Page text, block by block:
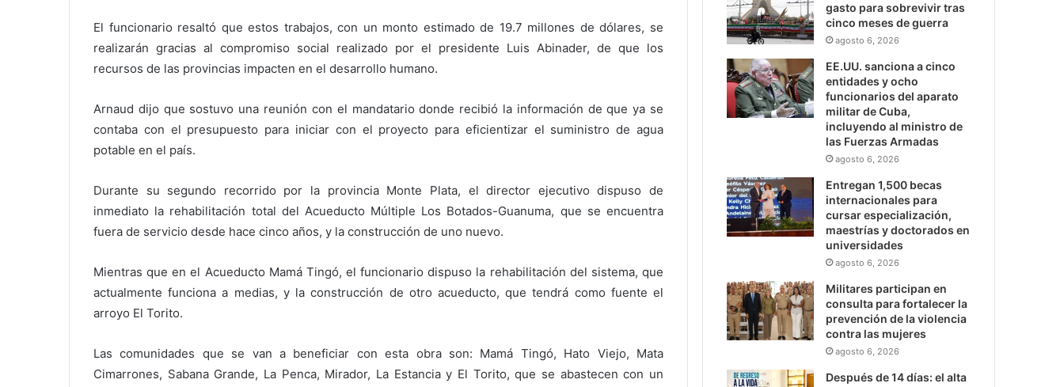
El funcionario resaltó que estos trabajos, con un monto estimado de 19.7 millones de dólares, se
realizarán gracias al compromiso social realizado por el presidente Luis Abinader, de que los
recursos de las provincias impacten en el desarrollo humano.
Arnaud dijo que sostuvo una reunión con el mandatario donde recibió la información de que ya se
contaba con el presupuesto para iniciar con el proyecto para eficientizar el suministro de agua
potable en el país.
Durante su segundo recorrido por la provincia Monte Plata, el director ejecutivo dispuso de
inmediato la rehabilitación total del Acueducto Múltiple Los Botados-Guanuma, que se encuentra
fuera de servicio desde hace cinco años, y la construcción de uno nuevo.
Mientras que en el Acueducto Mamá Tingó, el funcionario dispuso la rehabilitación del sistema, que
actualmente funciona a medias, y la construcción de otro acueducto, que tendrá como fuente el
arroyo El Torito.
Las comunidades que se van a beneficiar con esta obra son: Mamá Tingó, Hato Viejo, Mata
Cimarrones, Sabana Grande, La Penca, Mirador, La Estancia y El Torito, que se abastecen con un
gasto para sobrevivir tras
cinco meses de guerra
agosto 6, 2026
EE.UU. sanciona a cinco
entidades y ocho
funcionarios del aparato
militar de Cuba,
incluyendo al ministro de
las Fuerzas Armadas
agosto 6, 2026
Entregan 1,500 becas
internacionales para
cursar especialización,
maestrías y doctorados en
universidades
agosto 6, 2026
Militares participan en
consulta para fortalecer la
prevención de la violencia
contra las mujeres
agosto 6, 2026
Después de 14 días: el alta